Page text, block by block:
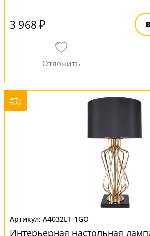
3 968 ₽
A4032LT-1GO
Интерьерная настольная